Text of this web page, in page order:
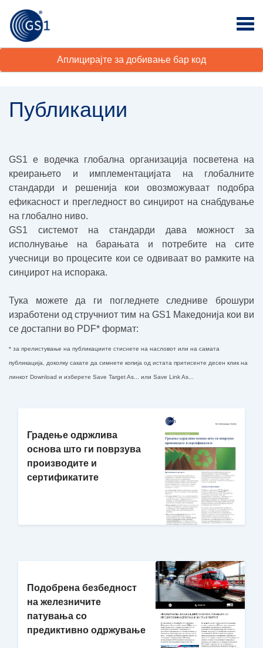
Аплицирајте за добивање бар код
Публикации
GS1 е водечка глобална организација посветена на
креирањето и имплементацијата на глобалните
стандарди и решенија кои овозможуваат подобра
ефикасност и прегледност во синџирот на снабдување
на глобално ниво.
GS1 системот на стандарди дава можност за
исполнување на барањата и потребите на сите
учесници во процесите кои се одвиваат во рамките на
синџирот на испорака.
Тука можете да ги погледнете следниве брошури
изработени од стручниот тим на GS1 Македонија кои ви
се достапни во PDF* формат:
* за прелистување на публикациите стиснете на насловот или на самата
публикација, доколку сакате да симнете копија од истата притисенте десен клик на
линкот Download и изберете Save Target As... или Save Link As...
Градење одржлива
основа што ги поврзува
производите и
сертификатите
Подобрена безбедност
на железничите
патувања со
предиктивно одржување